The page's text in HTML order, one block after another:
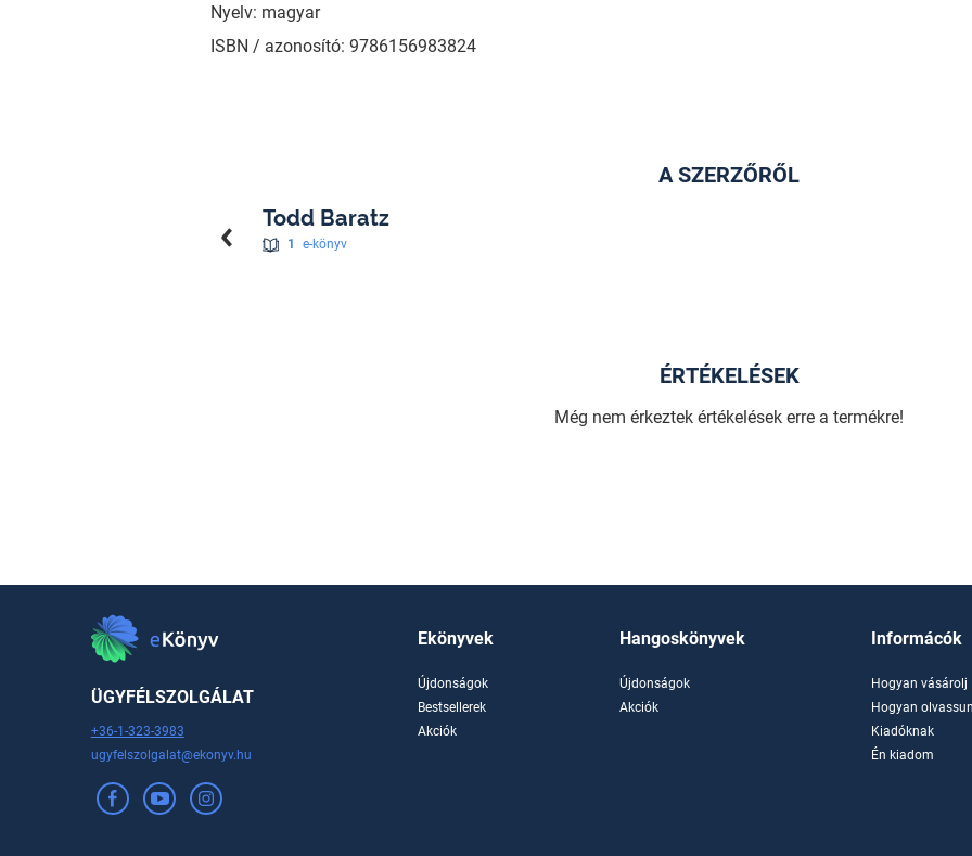
Nyelv: magyar
ISBN / azonosító: 9786156983824
A SZERZŐRŐL
Todd Baratz
1 e-könyv
ÉRTÉKELÉSEK
Még nem érkeztek értékelések erre a termékre!
ÜGYFÉLSZOLGÁLAT
+36-1-323-3983
ugyfelszolgalat@ekonyv.hu
Ekönyvek
Újdonságok
Bestsellerek
Akciók
Hangoskönyvek
Újdonságok
Akciók
Informácók
Hogyan vásárolj
Hogyan
Kiadóknak
Én kiadom